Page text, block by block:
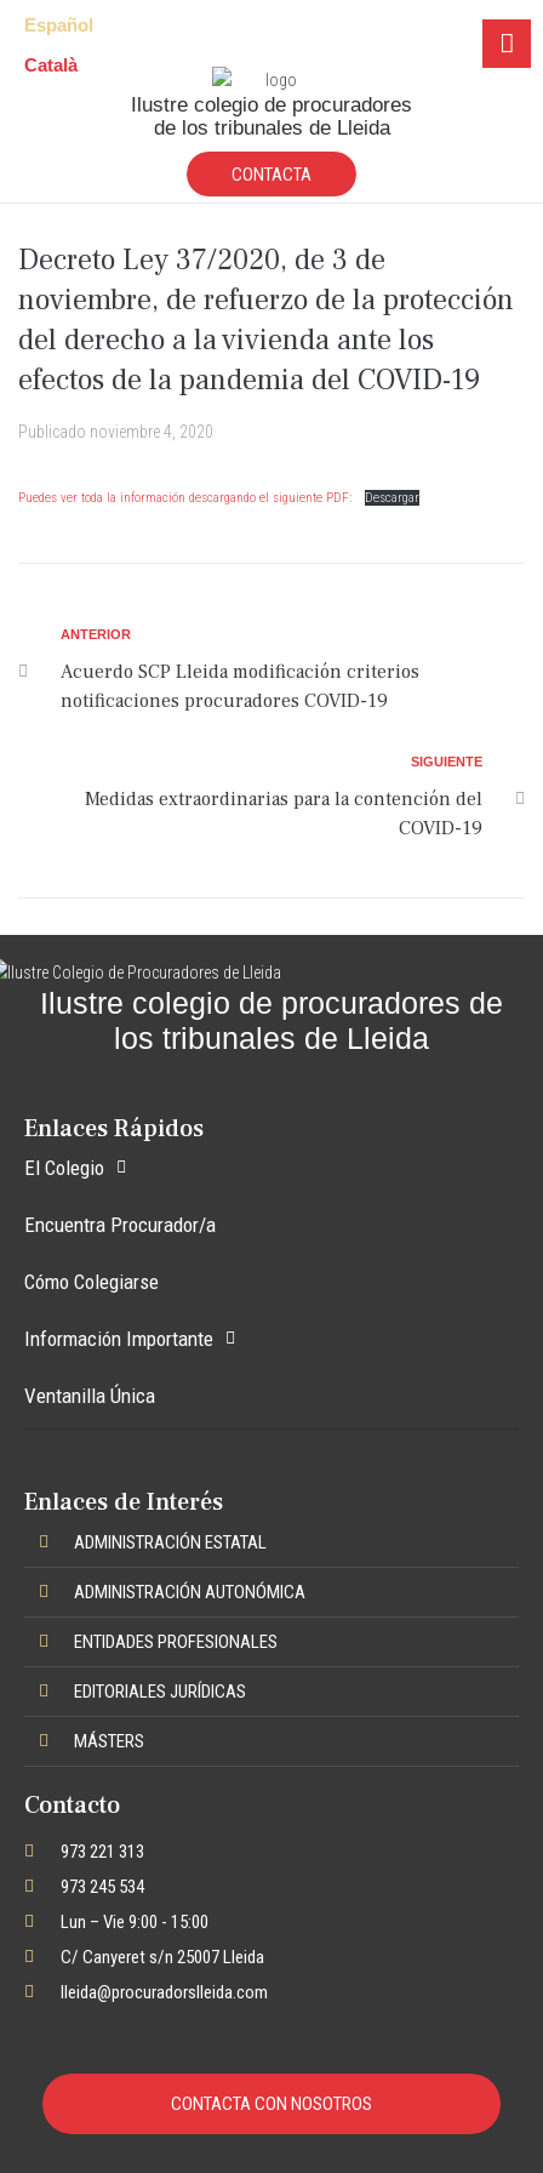
Español
Català
Ilustre colegio de procuradores
de los tribunales de Lleida
CONTACTA
Decreto Ley 37/2020, de 3 de
noviembre, de refuerzo de la protección
del derecho a la vivienda ante los
efectos de la pandemia del COVID-19
Publicado noviembre 4, 2020
Puedes ver toda la información descargando el siguiente PDF: Descargar
ANTERIOR
Acuerdo SCP Lleida modificación criterios
notificaciones procuradores COVID-19
SIGUIENTE
Medidas extraordinarias para la contención del
COVID-19
Ilustre colegio de procuradores de
los tribunales de Lleida
Enlaces Rápidos
El Colegio
Encuentra Procurador/a
Cómo Colegiarse
Información Importante
Ventanilla Única
Enlaces de Interés
ADMINISTRACIÓN ESTATAL
ADMINISTRACIÓN AUTONÓMICA
ENTIDADES PROFESIONALES
EDITORIALES JURÍDICAS
MÁSTERS
Contacto
973 221 313
973 245 534
Lun – Vie 9:00 - 15:00
C/ Canyeret s/n 25007 Lleida
lleida@procuradorslleida.com
CONTACTA CON NOSOTROS